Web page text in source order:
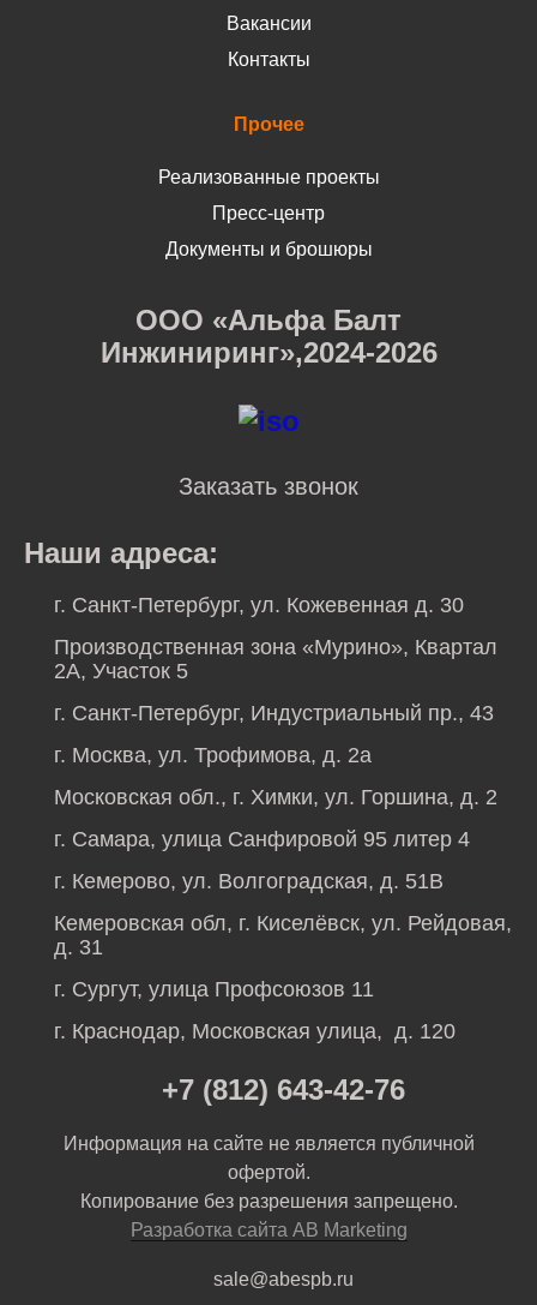
Вакансии
Контакты
Прочее
Реализованные проекты
Пресс-центр
Документы и брошюры
ООО «Альфа Балт
Инжиниринг»,2024-2026
Заказать звонок
Наши адреса:
г. Санкт-Петербург, ул. Кожевенная д. 30
Производственная зона «Мурино», Квартал
2А, Участок 5
г. Санкт-Петербург, Индустриальный пр., 43
г. Москва, ул. Трофимова, д. 2а
Московская обл., г. Химки, ул. Горшина, д. 2
г. Самара, улица Санфировой 95 литер 4
г. Кемерово, ул. Волгоградская, д. 51В
Кемеровская обл, г. Киселёвск, ул. Рейдовая,
д. 31
г. Сургут, улица Профсоюзов 11
г. Краснодар, Московская улица, д. 120
+7 (812) 643-42-76
Информация на сайте не является публичной
офертой.
Копирование без разрешения запрещено.
Разработка сайта AB Marketing
sale@abespb.ru